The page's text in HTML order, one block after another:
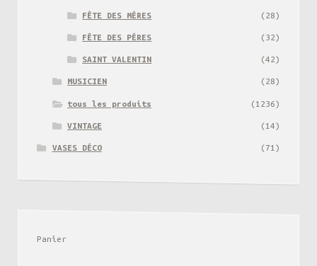
FÊTE DES MÉRES (28)
FÊTE DES PÉRES (32)
SAINT VALENTIN (42)
MUSICIEN (28)
tous les produits (1236)
VINTAGE (14)
VASES DÉCO (71)
Panier